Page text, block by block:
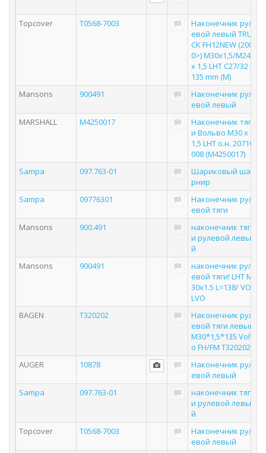
Topcover T0568-7003
Наконечник рул
евой левый TRU
CK FH12NEW (200
0>) M30x1,5/М24
х 1,5 LHT C27/32 L
135 mm (M)
Mansons
900491
Наконечник рул
евой левый
MARSHALL
M4250017
Наконечник тяг
и Вольво M30 x
1,5 LHT о.н. 20710
008 (M4250017)
Sampa
097.763-01
Шариковый ша
рнир
Sampa
09776301
Наконечник рул
евой тяги
Mansons
900.491
наконечник тяг
и рулевой левы
й
Mansons
900491
наконечник рул
евой тяги! LHT M
30x1.5 L=138/ VO
LVO
BAGEN
T320202
Наконечник рул
евой тяги левый
M30*1,5*135 Volv
o FH/FM T320202
AUGER
10878
Наконечник рул
евой левый
Sampa
097.763-01
наконечник тяг
и рулевой левы
й
Topcover
T0568-7003
Наконечник рул
евой левый